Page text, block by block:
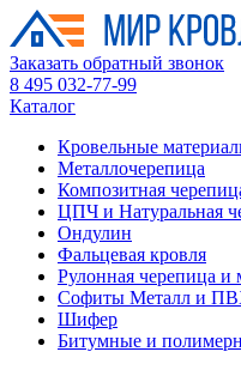
Заказать обратный звонок
8 495 032-77-99
Каталог
Кровельные
Металлочерепица
Композитная
ЦПЧ и Натуральная
Ондулин
Фальцевая кровля
Рулонная черепица и
Софиты Металл и
Шифер
Битумные и